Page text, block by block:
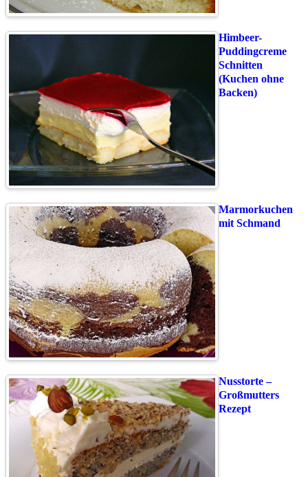
Himbeer-
Puddingcreme
Schnitten
(Kuchen ohne
Backen)
Marmorkuchen
mit Schmand
Nusstorte –
Großmutters
Rezept